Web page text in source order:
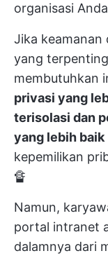
organisasi
Jika keamanan
yang
membutuhkan
privasi yang
terisolasi dan
yang lebih baik
kepemilikan
🔏
Namun,
portal intranet
dalamnya dari